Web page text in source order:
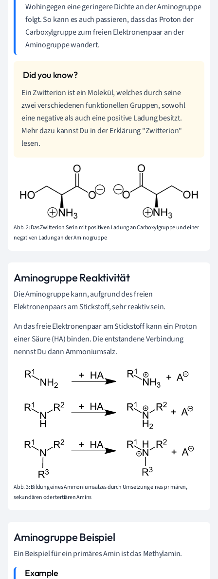
Wohingegen eine geringere Dichte an der Aminogruppe
folgt. So kann es auch passieren, dass das Proton der
Carboxylgruppe zum freien Elektronenpaar an der
Aminogruppe wandert.
Ein Zwitterion ist ein Molekül, welches durch seine
zwei verschiedenen funktionellen Gruppen, sowohl
eine negative als auch eine positive Ladung besitzt.
Mehr dazu kannst Du in der Erklärung "Zwitterion"
lesen.
Abb. 2: Das Zwitterion Serin mit positiven Ladung an Carboxylgruppe und einer
negativen Ladung an der Aminogruppe
Aminogruppe Reaktivität
Die Aminogruppe kann, aufgrund des freien
Elektronenpaars am Stickstoff, sehr reaktiv sein.
An das freie Elektronenpaar am Stickstoff kann ein Proton
einer Säure (HA) binden. Die entstandene Verbindung
nennst Du dann Ammoniumsalz.
Abb. 3: Bildung eines Ammoniumsalzes durch Umsetzung eines primären,
sekundären oder tertiären Amins
Aminogruppe Beispiel
Ein Beispiel für ein primäres Amin ist das Methylamin.